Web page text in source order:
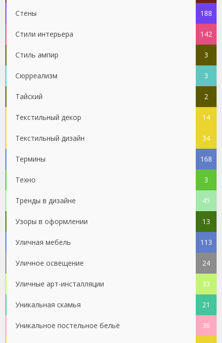
Стены 188
Стили интерьера 142
Стиль ампир 3
Сюрреализм 3
Тайский 2
Текстильный декор 14
Текстильный дизайн 34
Термины 168
Техно 3
Тренды в дизайне 45
Узоры в оформлении 13
Уличная мебель 113
Уличное освещение 24
Уличные арт-инсталляции 33
Уникальная скамья 21
Уникальное постельное бельё 36